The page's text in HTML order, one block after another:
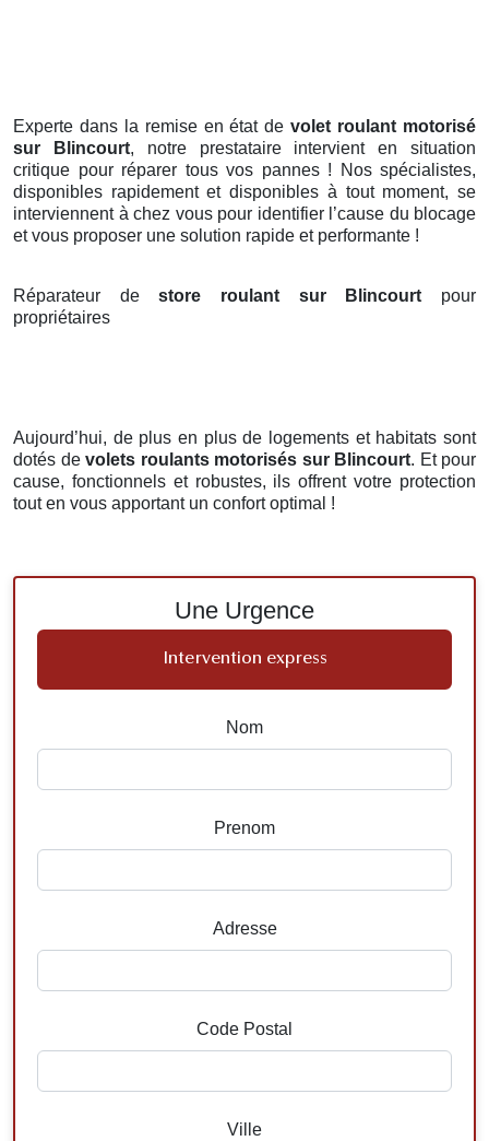
Experte dans la remise en état devolet roulant motorisé
sur Blincourt, notre prestataire intervient en situation
critique pour réparer tous vos pannes ! Nos spécialistes,
disponibles rapidement et disponibles à tout moment, se
interviennent à chez vous pour identifier l’cause du blocage
et vous proposer une solution rapide et performante !
Réparateur destore roulant sur Blincourt pour
propriétaires
Aujourd’hui, de plus en plus de logements et habitats sont
dotés de volets roulants motorisés sur Blincourt. Et pour
cause, fonctionnels et robustes, ils offrent votre protection
tout en vous apportant un confort optimal !
Une Urgence
Intervention express
Nom
Prenom
Adresse
Code Postal
Ville